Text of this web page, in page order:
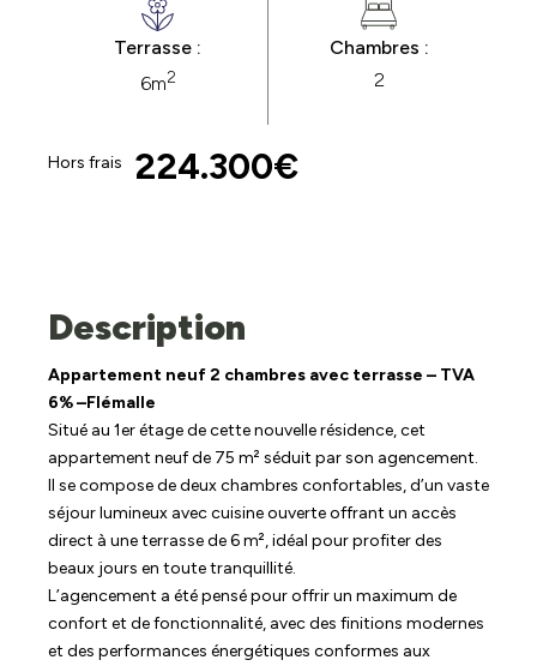
Terrasse :
6m2
Chambres :
2
Hors frais 224.300€
Description
Appartement neuf 2 chambres avec terrasse – TVA
6% –Flémalle
Situé au 1er étage de cette nouvelle résidence, cet
appartement neuf de 75 m² séduit par son agencement.
Il se compose de deux chambres confortables, d’un vaste
séjour lumineux avec cuisine ouverte offrant un accès
direct à une terrasse de 6 m², idéal pour profiter des
beaux jours en toute tranquillité.
L’agencement a été pensé pour offrir un maximum de
confort et de fonctionnalité, avec des finitions modernes
et des performances énergétiques conformes aux